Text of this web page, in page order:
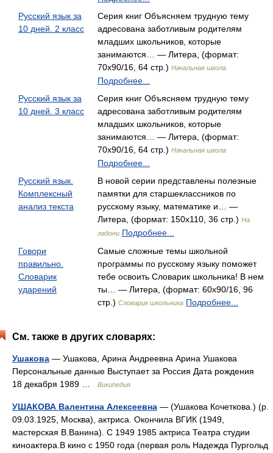
Русский язык за
10 дней. 2 класс
Серия книг Объясняем трудную тему
адресована заботливым родителям
младших школьников, которые
занимаются… — Литера, (формат:
70x90/16, 64 стр.) Начальная школа
Подробнее...
Русский язык за
10 дней. 3 класс
Серия книг Объясняем трудную тему
адресована заботливым родителям
младших школьников, которые
занимаются… — Литера, (формат:
70x90/16, 64 стр.) Начальная школа
Подробнее...
Русский язык.
Комплексный
анализ текста
В новой серии представлены полезные
памятки для старшеклассников по
русскому языку, математике и… —
Литера, (формат: 150x110, 36 стр.) На
ладони Подробнее...
Говори
правильно.
Словарик
ударений
Самые сложные темы школьной
программы по русскому языку поможет
тебе освоить Словарик школьника! В нем
ты… — Литера, (формат: 60x90/16, 96
стр.) Словарик школьника Подробнее...
См. также в других словарях:
Ушакова — Ушакова, Арина Андреевна Арина Ушакова
Персональные данные Выступает за Россия Дата рождения
18 декабря 1989 …
Википедия
УШАКОВА Валентина Алексеевна — (Ушакова Кочеткова.) (р.
09.03.1925, Москва), актриса. Окончила ВГИК (1949,
мастерская В.Ванина). С 1949 1985 актриса Театра студии
киноактера.В кино с 1950 года (первая роль Надежда Пургольд